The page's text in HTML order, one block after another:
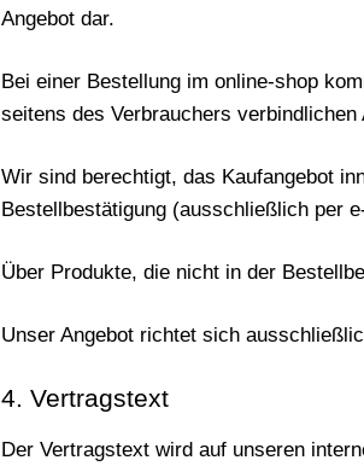
Angebot dar.
Bei einer Bestellung im online-shop
seitens des Verbrauchers
Wir sind berechtigt, das Kaufangebot
Bestellbestätigung (ausschließlich per
Über Produkte, die nicht in der
Unser Angebot richtet sich
4. Vertragstext
Der Vertragstext wird auf unseren